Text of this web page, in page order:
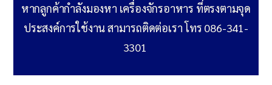
หากลูกค้ากำลังมองหา เครื่องจักรอาหาร ที่ตรงตามจุด
ประสงค์การใช้งาน สามารถติดต่อเรา โทร 086-341-
3301